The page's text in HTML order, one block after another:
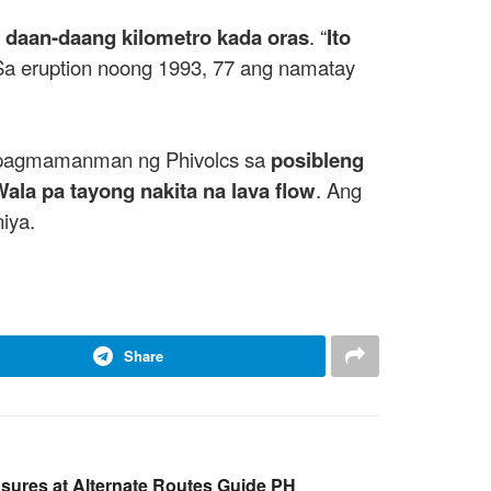
daan-daang kilometro kada oras. “Ito
eruption noong 1993, 77 ang namatay
ng Phivolcs sa posibleng
pa tayong nakita na lava flow. Ang
Share
at Alternate Routes Guide PH